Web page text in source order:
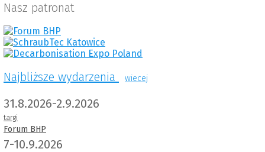
Nasz patronat
Najbliższe wydarzenia wiecej
31.8.2026-2.9.2026
targi
Forum BHP
7-10.9.2026